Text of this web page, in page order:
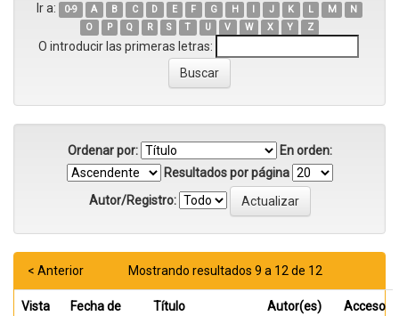
Ir a: 0-9 A B C D E F G H I J K L M
N
O
P Q R S T U V W X Y Z
O introducir las primeras letras:
Ordenar por:
En orden:
Resultados por página
Autor/Registro:
Mostrando resultados 9 a 12 de 12
< Anterior
Vista
Fecha de
Título Autor(es) Acceso